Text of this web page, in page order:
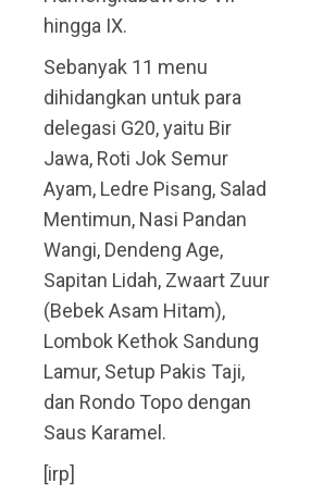
hingga IX.
Sebanyak 11 menu
dihidangkan untuk para
delegasi G20, yaitu Bir
Jawa, Roti Jok Semur
Ayam, Ledre Pisang, Salad
Mentimun, Nasi Pandan
Wangi, Dendeng Age,
Sapitan Lidah, Zwaart Zuur
(Bebek Asam Hitam),
Lombok Kethok Sandung
Lamur, Setup Pakis Taji,
dan Rondo Topo dengan
Saus Karamel.
[irp]